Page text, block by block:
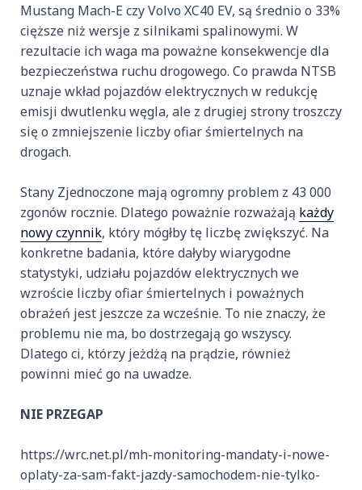
Mustang Mach-E czy Volvo XC40 EV, są średnio o 33%
cięższe niż wersje z silnikami spalinowymi. W
rezultacie ich waga ma poważne konsekwencje dla
bezpieczeństwa ruchu drogowego. Co prawda NTSB
uznaje wkład pojazdów elektrycznych w redukcję
emisji dwutlenku węgla, ale z drugiej strony troszczy
się o zmniejszenie liczby ofiar śmiertelnych na
drogach.
Stany Zjednoczone mają ogromny problem z 43 000
zgonów rocznie. Dlatego poważnie rozważają każdy
nowy czynnik, który mógłby tę liczbę zwiększyć. Na
konkretne badania, które dałyby wiarygodne
statystyki, udziału pojazdów elektrycznych we
wzroście liczby ofiar śmiertelnych i poważnych
obrażeń jest jeszcze za wcześnie. To nie znaczy, że
problemu nie ma, bo dostrzegają go wszyscy.
Dlatego ci, którzy jeżdżą na prądzie, również
powinni mieć go na uwadze.
NIE PRZEGAP
https://wrc.net.pl/mh-monitoring-mandaty-i-nowe-
oplaty-za-sam-fakt-jazdy-samochodem-nie-tylko-